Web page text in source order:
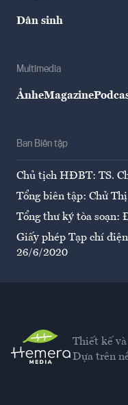
Dân sinh
Multimedia
ẢnheMagazine
Ban Biên tập
Chủ tịch HĐBT: TS.
Tổng biên tập: Chử
Tổng thư ký tòa soạn:
Giấy phép Tạp chí
26/6/2020
Thiết kế
Dựa trên